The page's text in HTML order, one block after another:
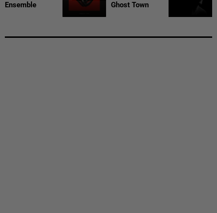
Ensemble Ghost Town